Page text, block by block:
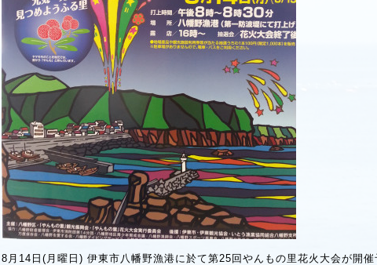
8月14日(月曜日) 伊東市八幡野漁港に於て第25回やんもの里花火大会が開